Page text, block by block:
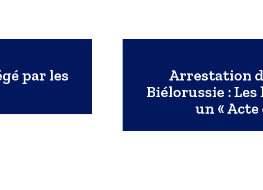
par les
Arrestation
Biélorussie :
un «